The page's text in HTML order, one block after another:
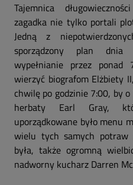
Tajemnica
zagadka nie tylko portali
Jedną z
sporządzony plan dnia
wypełnianie przez
wierzyć biografom Elżbiety
chwilę po godzinie 7:00, by
herbaty Earl Gray,
uporządkowane było menu
wielu tych samych potraw
była, także ogromną
nadworny kucharz Darren